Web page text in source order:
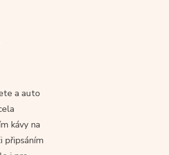
a auto
kávy na
připsáním